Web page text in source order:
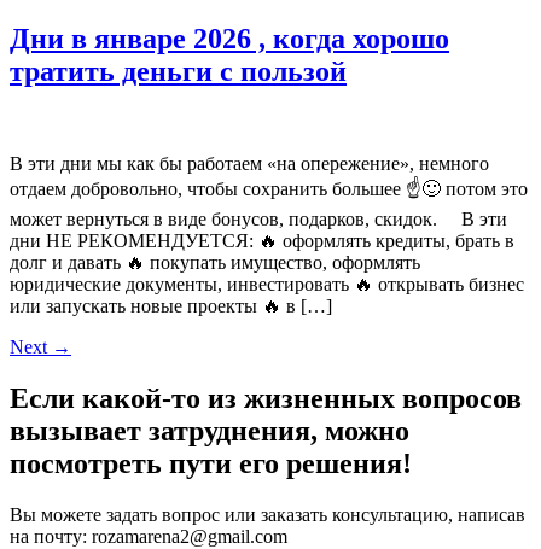
Дни в январе 2026 , когда хорошо
тратить деньги с пользой
В эти дни мы как бы работаем «на опережение», немного
отдаем добровольно, чтобы сохранить большее ☝🙂 потом это
может вернуться в виде бонусов, подарков, скидок. ⠀ В эти
дни НЕ РЕКОМЕНДУЕТСЯ: 🔥 оформлять кредиты, брать в
долг и давать 🔥 покупать имущество, оформлять
юридические документы, инвестировать 🔥 открывать бизнес
или запускать новые проекты 🔥 в […]
Next →
Если какой-то из жизненных вопросов
вызывает затруднения, можно
посмотреть пути его решения!
Вы можете задать вопрос или заказать консультацию, написав
на почту: rozamarena2@gmail.com